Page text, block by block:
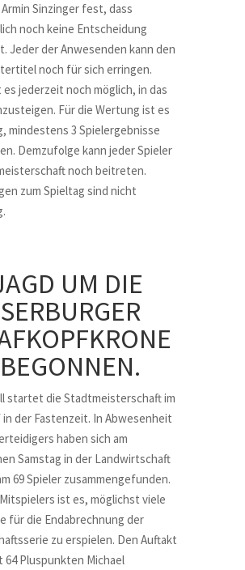
Sinzinger fest, dass
noch keine Entscheidung
Jeder der Anwesenden kann den
noch für sich erringen.
es jederzeit noch möglich, in das
Für die Wertung ist es
mindestens 3 Spielergebnisse
Demzufolge kann jeder Spieler
noch beitreten.
zum Spieltag sind nicht
UM DIE
startet die Stadtmeisterschaft im
der Fastenzeit. In Abwesenheit
haben sich am
Samstag in der Landwirtschaft
69 Spieler zusammengefunden.
ist es, möglichst viele
für die Endabrechnung der
zu erspielen. Den Auftakt
64 Pluspunkten Michael